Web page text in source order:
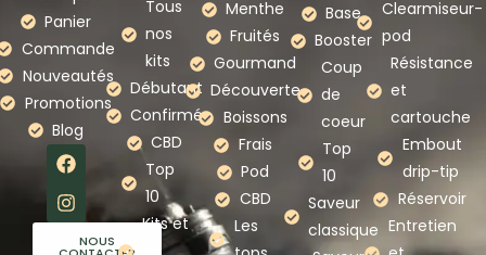
Panier
Commande
Nouveautés
Promotions
Blog
NOUS
Tous
nos
kits
Débutant
Confirmé
CBD
Top
10
Kits et
Menthe
Fruités
Gourmand
Découverte
Boissons
Frais
Pod
CBD
Les
Base
Booster
Coup
de
coeur
Top
10
Saveur
classique
Clearmiseur-
pod
Résistance
et
cartouche
Embout
drip-tip
Réservoir
Entretien